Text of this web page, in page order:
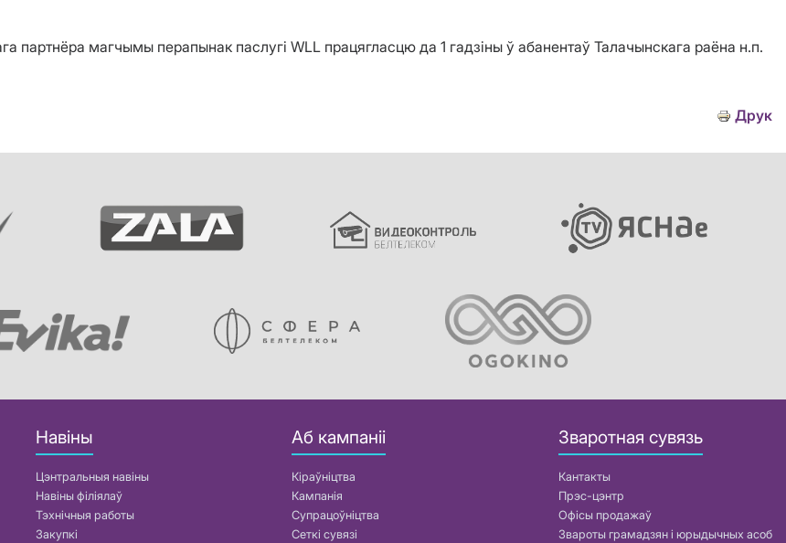
партнёра магчымы перапынак паслугі WLL працягласцю да 1 гадзіны ў абанентаў Талачынскага раёна н.п.
Друк
Навіны
Цэнтральныя навіны
Навіны філіялаў
Тэхнічныя работы
Закупкі
Аб кампаніі
Кіраўніцтва
Кампанія
Супрацоўніцтва
Сеткі сувязі
Зваротная сувязь
Кантакты
Прэс-цэнтр
Офісы продажаў
Звароты грамадзян і юрыдычных асоб